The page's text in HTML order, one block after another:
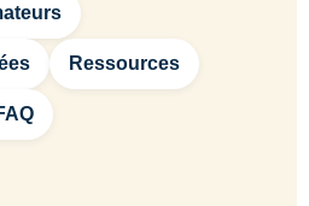
Ressources